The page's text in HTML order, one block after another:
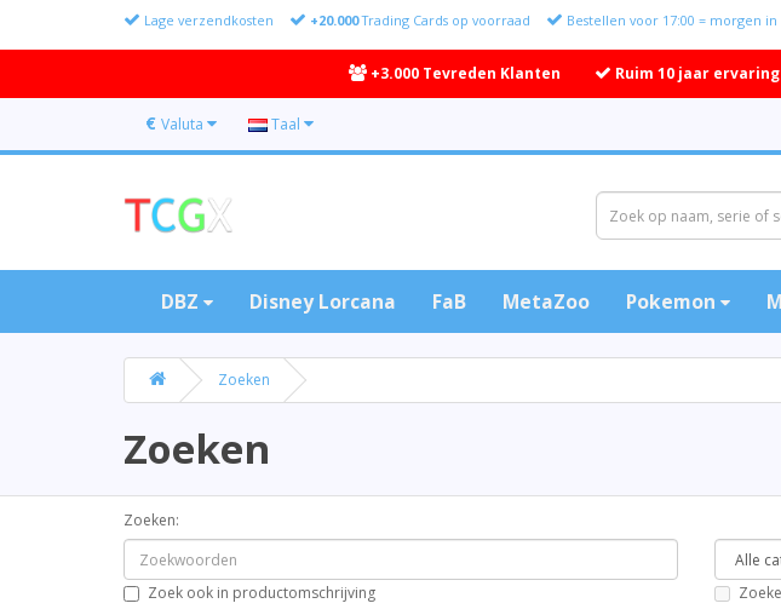
Lage verzendkosten +20.000Trading Cards op voorraad Bestellen voor 17:00 = morgen
+3.000 Tevreden Klanten Ruim 10 jaar ervaring
€ Valuta Taal
DBZ Disney Lorcana FaB MetaZoo Pokemon
Zoeken
Zoeken
Zoeken:
Zoek ook in productomschrijving